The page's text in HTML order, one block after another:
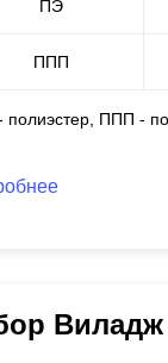
ПЭ
ППП
полиэстер, ППП -
Виладж